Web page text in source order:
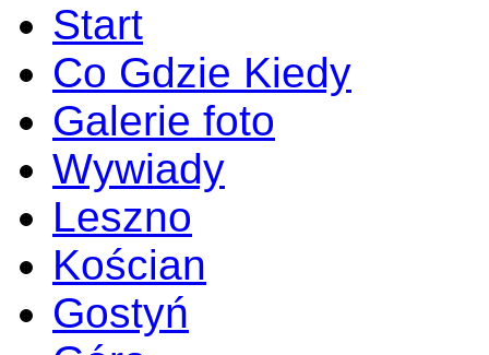
Start
Co Gdzie Kiedy
Galerie foto
Wywiady
Leszno
Kościan
Gostyń